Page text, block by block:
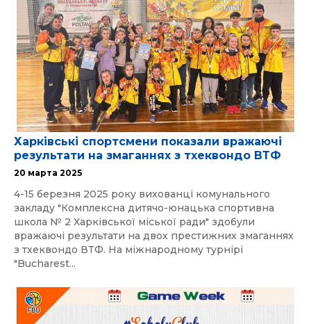
Харківські спортсмени показали вражаючі
результати на змаганнях з тхеквондо ВТФ
20 марта 2025
4-15 березня 2025 року вихованці комунального
закладу "Комплексна дитячо-юнацька спортивна
школа № 2 Харківської міської ради" здобули
вражаючі результати на двох престижних змаганнях
з тхеквондо ВТФ. На міжнародному турнірі
"Bucharest...